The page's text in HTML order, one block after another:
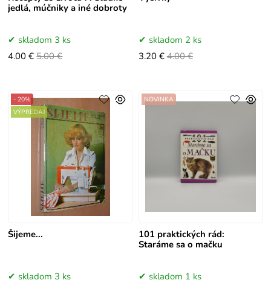
jedlá, múčniky a iné dobroty
skladom 3 ks
4.00 € 5.00 €
skladom 2 ks
3.20 € 4.00 €
Šijeme...
- 20%
VÝPREDAJ
skladom 3 ks
101 praktických rád:
Staráme sa o mačku
NOVINKA
skladom 1 ks